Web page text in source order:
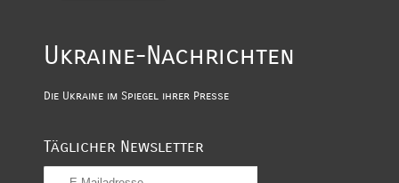
Ukraine-Nachrichten
Die Ukraine im Spiegel ihrer Presse
Täglicher Newsletter